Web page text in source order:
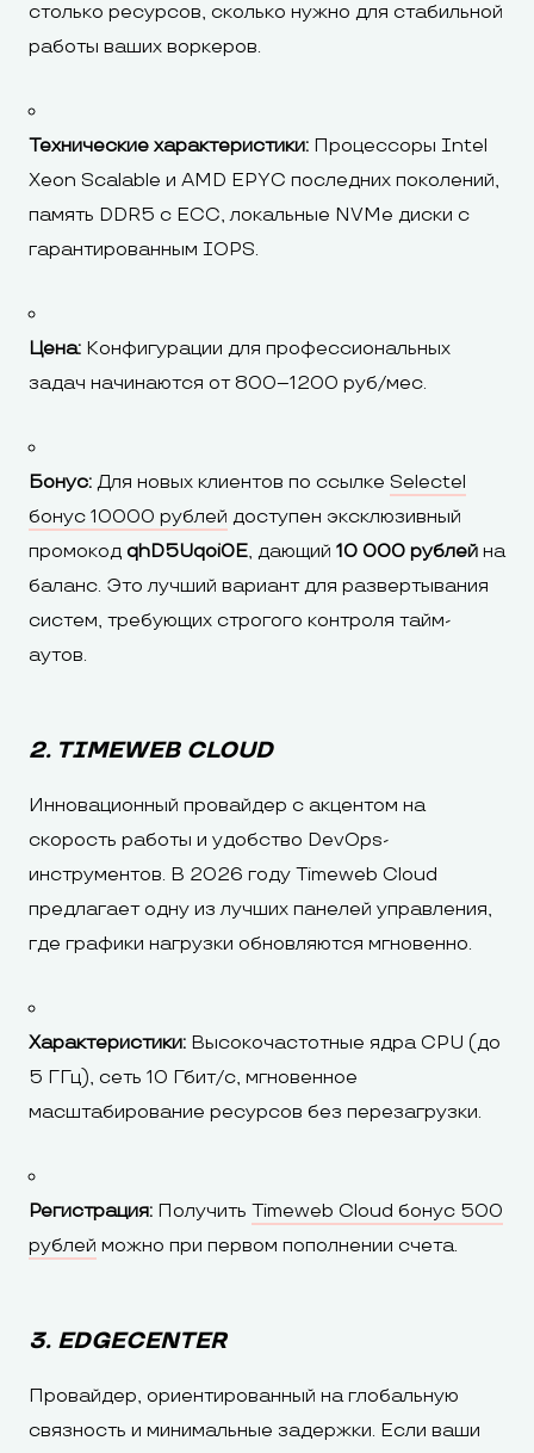
столько ресурсов, сколько нужно для стабильной
работы ваших воркеров.
Технические характеристики: Процессоры Intel
Xeon Scalable и AMD EPYC последних поколений,
память DDR5 с ECC, локальные NVMe диски с
гарантированным IOPS.
Цена: Конфигурации для профессиональных
задач начинаются от 800–1200 руб/мес.
Бонус: Для новых клиентов по ссылке Selectel
бонус 10000 рублей доступен эксклюзивный
промокод qhD5Uqoi0E, дающий 10 000 рублей на
баланс. Это лучший вариант для развертывания
систем, требующих строгого контроля тайм-
аутов.
2. TIMEWEB CLOUD
Инновационный провайдер с акцентом на
скорость работы и удобство DevOps-
инструментов. В 2026 году Timeweb Cloud
предлагает одну из лучших панелей управления,
где графики нагрузки обновляются мгновенно.
Характеристики: Высокочастотные ядра CPU (до
5 ГГц), сеть 10 Гбит/с, мгновенное
масштабирование ресурсов без перезагрузки.
Регистрация: Получить Timeweb Cloud бонус 500
рублей можно при первом пополнении счета.
3. EDGECENTER
Провайдер, ориентированный на глобальную
связность и минимальные задержки. Если ваши